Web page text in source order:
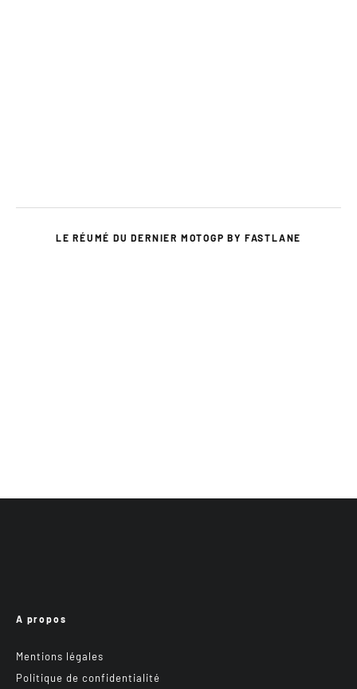
LE RÉUMÉ DU DERNIER MOTOGP BY FASTLANE
A propos
Mentions légales
Politique de confidentialité